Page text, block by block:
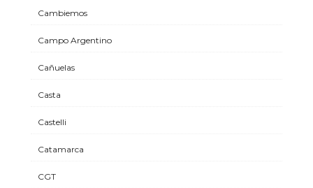
Cambiemos
Campo Argentino
Cañuelas
Casta
Castelli
Catamarca
CGT